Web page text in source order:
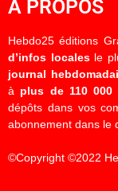
À PROPOS
Hebdo25 éditions
d’infos localesle
journal
à plus de 110 000
dépôts dans vos
abonnement dans le
©Copyright ©2022